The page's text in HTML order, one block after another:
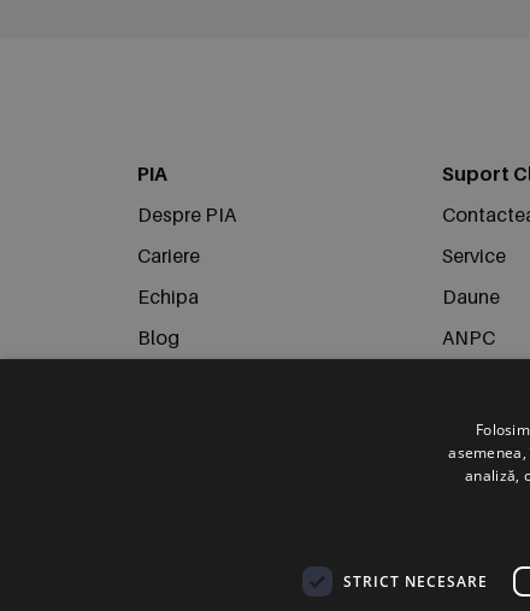
PIA
Despre PIA
Cariere
Echipa
Blog
Suport
Service
Daune
ANPC
analiză,
STRICT NECESARE